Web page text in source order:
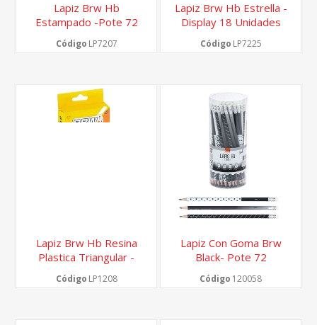
Lapiz Brw Hb
Estampado -pote 72
Unidades-
Código LP7207
Lapiz Brw Hb Estrella -
Display 18 Unidades
Código LP7225
Lapiz Brw Hb Resina
Plastica Triangular -
Caja 12 Un
Código LP1208
Lapiz Con Goma Brw
Black- Pote 72
Unidades
Código 120058